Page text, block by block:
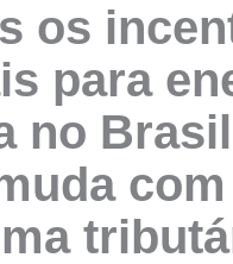
os
para
no